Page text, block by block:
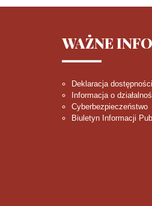
WAŻNE
Deklaracja dostępności
Informacja o
Cyberbezpieczeństwo
Biuletyn Informacji